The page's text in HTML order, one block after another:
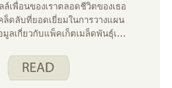
เพื่อนของเราตลอดชีวิตของเธอ
ล็ดลับที่ยอดเยี่ยมในการวางแผน
ลเกี่ยวกับแพ็คเก็ตเมล็ดพันธุ์เพื่อ
งออกไปเล็กน้อย ฉันอาศัยอยู่ใน
และฉันไม่มีที่ดินที่จะไถพรวนและ